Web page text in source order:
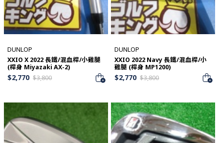
DUNLOP
XXIO X 2022 長鐵/混血桿/小雞腿
(桿身 Miyazaki AX-2)
$2,770 $3,800
DUNLOP
XXIO 2022 Navy 長鐵/混血桿/小
雞腿 (桿身 MP1200)
$2,770 $3,800